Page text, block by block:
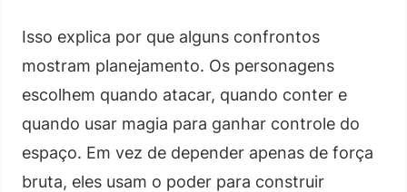
Isso explica por que alguns confrontos
mostram planejamento. Os personagens
escolhem quando atacar, quando conter e
quando usar magia para ganhar controle do
espaço. Em vez de depender apenas de força
bruta, eles usam o poder para construir